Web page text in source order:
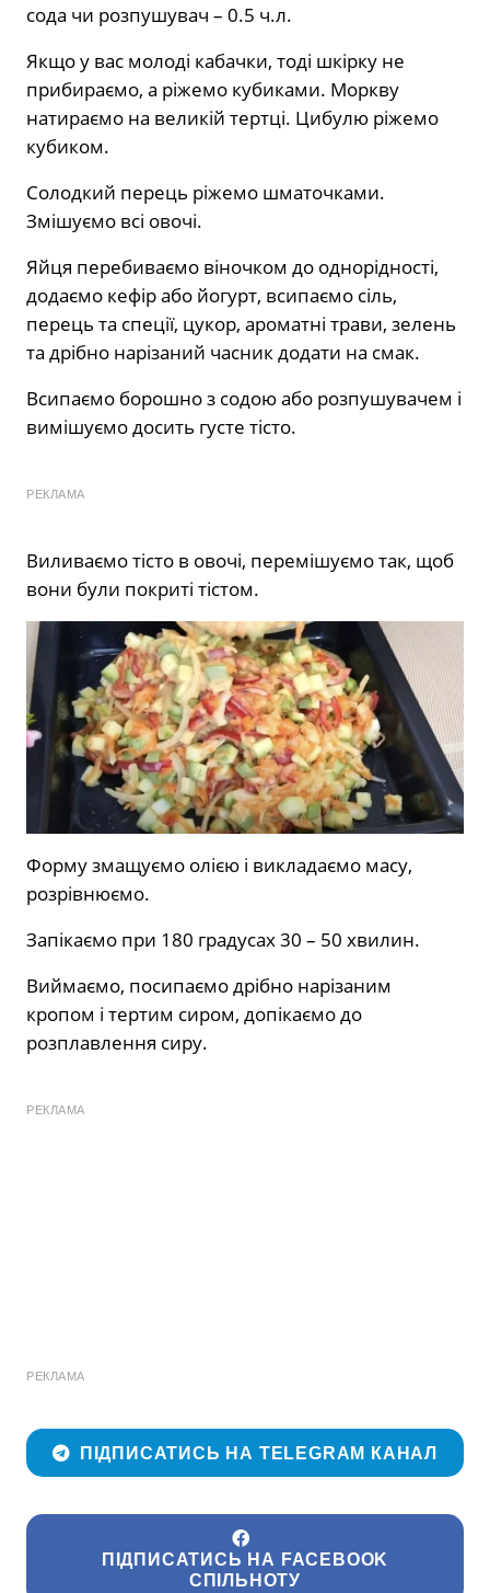
сода чи розпушувач – 0.5 ч.л.
Якщо у вас молоді кабачки, тоді шкірку не
прибираємо, а ріжемо кубиками. Моркву
натираємо на великій тертці. Цибулю ріжемо
кубиком.
Солодкий перець ріжемо шматочками.
Змішуємо всі овочі.
Яйця перебиваємо віночком до однорідності,
додаємо кефір або йогурт, всипаємо сіль,
перець та спеції, цукор, ароматні трави, зелень
та дрібно нарізаний часник додати на смак.
Всипаємо борошно з содою або розпушувачем і
вимішуємо досить густе тісто.
РЕКЛАМА
Виливаємо тісто в овочі, перемішуємо так, щоб
вони були покриті тістом.
Форму змащуємо олією і викладаємо масу,
розрівнюємо.
Запікаємо при 180 градусах 30 – 50 хвилин.
Виймаємо, посипаємо дрібно нарізаним
кропом і тертим сиром, допікаємо до
розплавлення сиру.
РЕКЛАМА
РЕКЛАМА
ПІДПИСАТИСЬ НА TELEGRAM КАНАЛ
ПІДПИСАТИСЬ НА FACEBOOK
СПІЛЬНОТУ